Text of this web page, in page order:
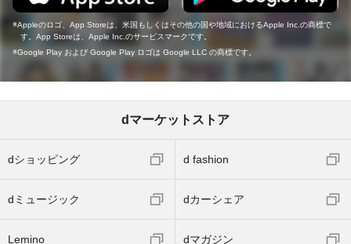
Appleのロゴ、App Storeは、米国もしくはその他の国や地域におけるApple Inc.の商標で
す。App Storeは、Apple Inc.のサービスマークです。
Google Play および Google Play ロゴは Google LLC の商標です。
dマーケットストア
dショッピング d fashion
dミュージック dカーシェア
Lemino dマガジン